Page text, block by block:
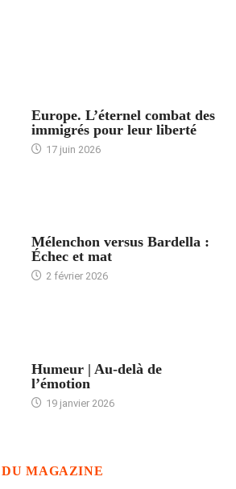
Europe. L’éternel combat des
immigrés pour leur liberté
17 juin 2026
Mélenchon versus Bardella :
Échec et mat
2 février 2026
Humeur | Au-delà de
l’émotion
19 janvier 2026
DU MAGAZINE